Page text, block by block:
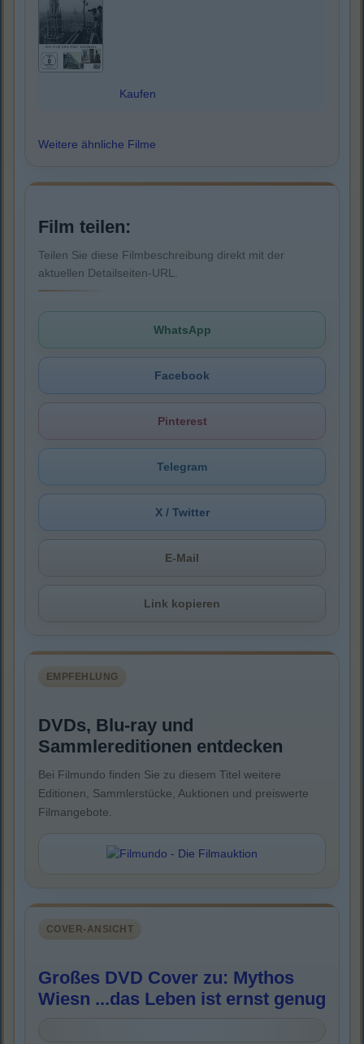
Kaufen
Weitere ähnliche Filme
Film teilen:
Teilen Sie diese Filmbeschreibung direkt mit der
aktuellen Detailseiten-URL.
WhatsApp
Facebook
Pinterest
Telegram
X / Twitter
E-Mail
Link kopieren
EMPFEHLUNG
DVDs, Blu-ray und
Sammlereditionen entdecken
Bei Filmundo finden Sie zu diesem Titel weitere
Editionen, Sammlerstücke, Auktionen und preiswerte
Filmangebote.
COVER-ANSICHT
Großes DVD Cover zu: Mythos
Wiesn ...das Leben ist ernst genug